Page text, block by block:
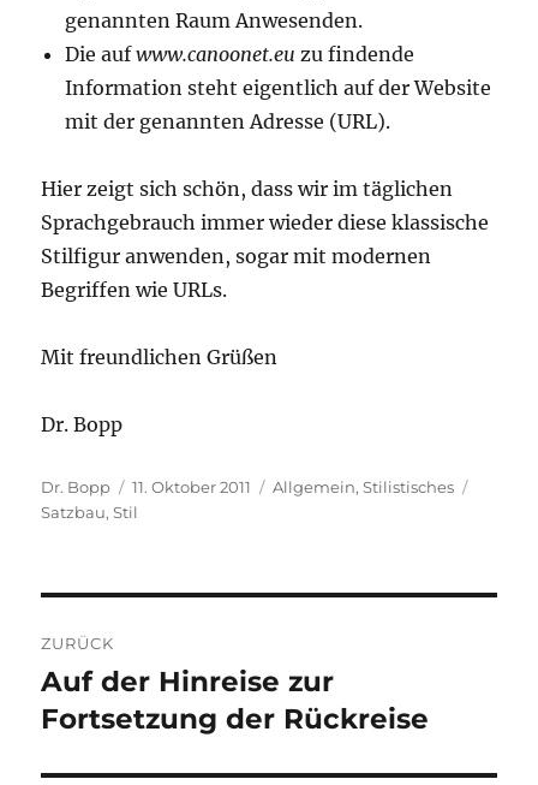
genannten Raum Anwesenden.
Die aufwww.canoonet.eu zu findende
Information steht eigentlich auf der Website
mit der genannten Adresse (URL).
Hier zeigt sich schön, dass wir im täglichen
Sprachgebrauch immer wieder diese klassische
Stilfigur anwenden, sogar mit modernen
Begriffen wie URLs.
Mit freundlichen Grüßen
Dr. Bopp
Autor
Dr. Bopp
Veröffentlicht
am
11. Oktober 2011 Kategorien
Allgemein,Stilistisches
Satzbau,Stil
ZURÜCK
Vorheriger
Beitrag:
Auf der Hinreise zur
Fortsetzung der Rückreise